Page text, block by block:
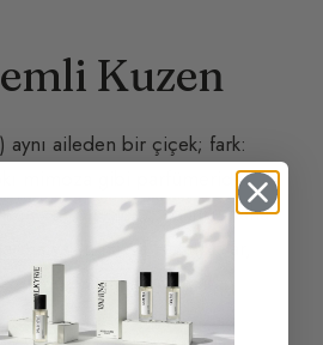
Kuzen
aynı aileden bir çiçek; fark:
mimoza gibi parfümeride
zor bir çiçek; kokusu daha
yakın hayvansal notalar,
daha gizemlidir.